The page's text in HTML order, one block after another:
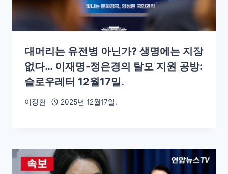
대머리는 유전병 아닌가? 생명에는 지장
없다… 이재명-정은경의 탈모 지원 공방:
슬로우레터 12월17일.
이정환 2025년 12월17일.